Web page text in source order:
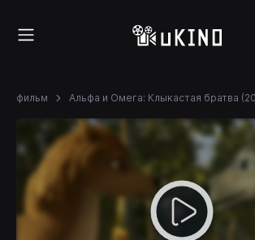
фильм Альфа и Омега: Клыкастая братва